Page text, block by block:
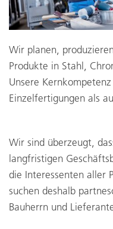
Wir planen,
Produkte in Stahl,
Unsere
Einzelfertigungen als
Wir sind überzeugt,
langfristigen
die Interessenten aller
suchen deshalb
Bauherrn und